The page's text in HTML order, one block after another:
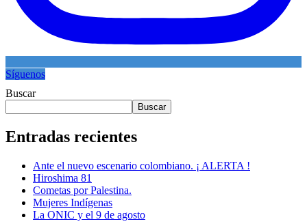
Síguenos
Buscar
Buscar
Entradas recientes
Ante el nuevo escenario colombiano. ¡ ALERTA !
Hiroshima 81
Cometas por Palestina.
Mujeres Indígenas
La ONIC y el 9 de agosto